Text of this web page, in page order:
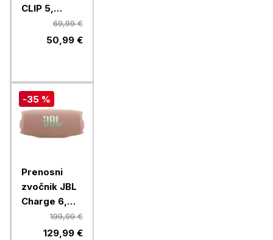
CLIP 5,
69,99 €
50,99 €
-35 %
Prenosni
zvočnik JBL
Charge 6,
199,99 €
129,99 €